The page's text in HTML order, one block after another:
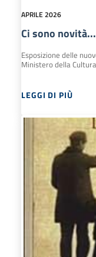
APRILE 2026
Ci sono novità...
Esposizione delle
Ministero della Cultura
LEGGI DI PIÙ